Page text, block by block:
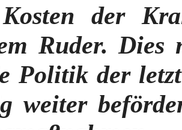
der
Ruder. Dies
Politik der
weiter